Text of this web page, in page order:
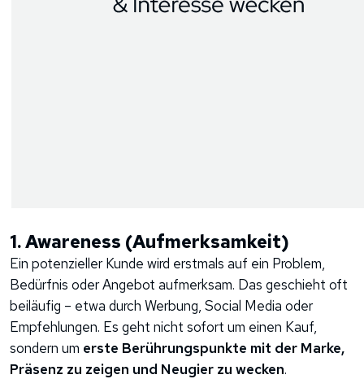
1. Awareness (Aufmerksamkeit)
Ein potenzieller Kunde wird erstmals auf ein Problem,
Bedürfnis oder Angebot aufmerksam. Das geschieht oft
beiläufig – etwa durch Werbung, Social Media oder
Empfehlungen. Es geht nicht sofort um einen Kauf,
sondern um erste Berührungspunkte mit der Marke,
Präsenz zu zeigen und Neugier zu wecken.